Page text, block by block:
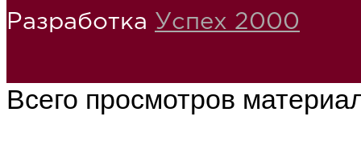
Разработка Успех 2000
Всего просмотров